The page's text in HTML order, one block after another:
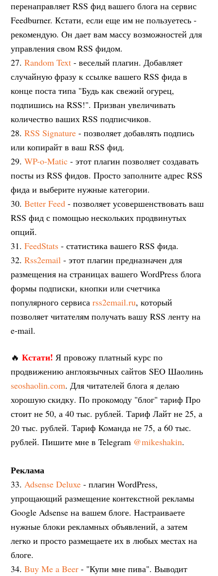
перенаправляет RSS фид вашего блога на сервис
Feedburner. Кстати, если еще им не пользуетесь -
рекомендую. Он дает вам массу возможностей для
управления свом RSS фидом.
27.Random Text - веселый плагин. Добавляет
случайную фразу к ссылке вашего RSS фида в
конце поста типа "Будь как свежий огурец,
подпишись на RSS!". Призван увеличивать
количество ваших RSS подписчиков.
28.RSS Signature - позволяет добавлять подпись
или копирайт в ваш RSS фид.
29.WP-o-Matic - этот плагин позволяет создавать
посты из RSS фидов. Просто заполните адрес RSS
фида и выберите нужные категории.
30.Better Feed - позволяет усовершенствовать ваш
RSS фид с помощью нескольких продвинутых
опций.
31.FeedStats - статистика вашего RSS фида.
32.Rss2email - этот плагин предназначен для
размещения на страницах вашего WordPress блога
формы подписки, кнопки или счетчика
популярного сервисаrss2email.ru, который
позволяет читателям получать вашу RSS ленту на
e-mail.
🔥Кстати! Я провожу платный курс по
продвижению англоязычных сайтов SEO Шаолинь
seoshaolin.com. Для читателей блога я делаю
хорошую скидку. По прокомоду "блог" тариф Про
стоит не 50, а 40 тыс. рублей. Тариф Лайт не 25, а
20 тыс. рублей. Тариф Команда не 75, а 60 тыс.
рублей. Пишите мне в Telegram @mikeshakin.
Реклама
33.Adsense Deluxe - плагин WordPress,
упрощающий размещение контекстной рекламы
Google Adsense на вашем блоге. Настраиваете
нужные блоки рекламных объявлений, а затем
легко и просто размещаете их в любых местах на
блоге.
34.Buy Me a Beer - "Купи мне пива". Выводит